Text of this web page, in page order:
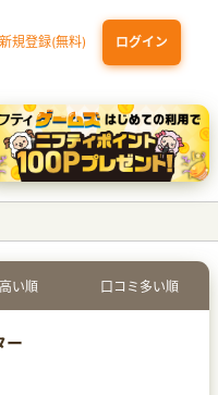
新規登録(無料) ログイン
ド発行） dカード GOLD
ープラス) セットプラン
い順 口コミ多い順
ー